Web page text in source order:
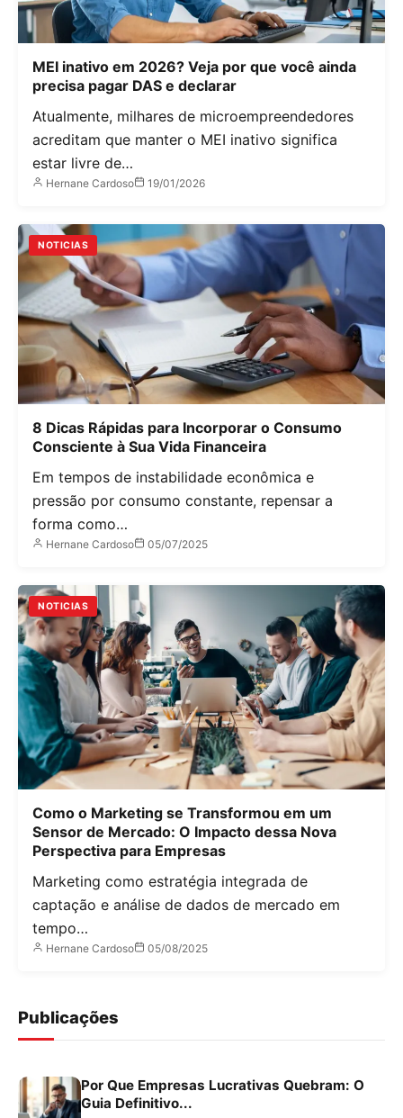
MEI inativo em 2026? Veja por que você ainda
precisa pagar DAS e declarar
Atualmente, milhares de microempreendedores
acreditam que manter o MEI inativo significa
estar livre de…
Hernane Cardoso 19/01/2026
NOTICIAS
8 Dicas Rápidas para Incorporar o Consumo
Consciente à Sua Vida Financeira
Em tempos de instabilidade econômica e
pressão por consumo constante, repensar a
forma como…
Hernane Cardoso 05/07/2025
NOTICIAS
Como o Marketing se Transformou em um
Sensor de Mercado: O Impacto dessa Nova
Perspectiva para Empresas
Marketing como estratégia integrada de
captação e análise de dados de mercado em
tempo…
Hernane Cardoso 05/08/2025
Publicações
Por Que Empresas Lucrativas Quebram: O
Guia Definitivo...